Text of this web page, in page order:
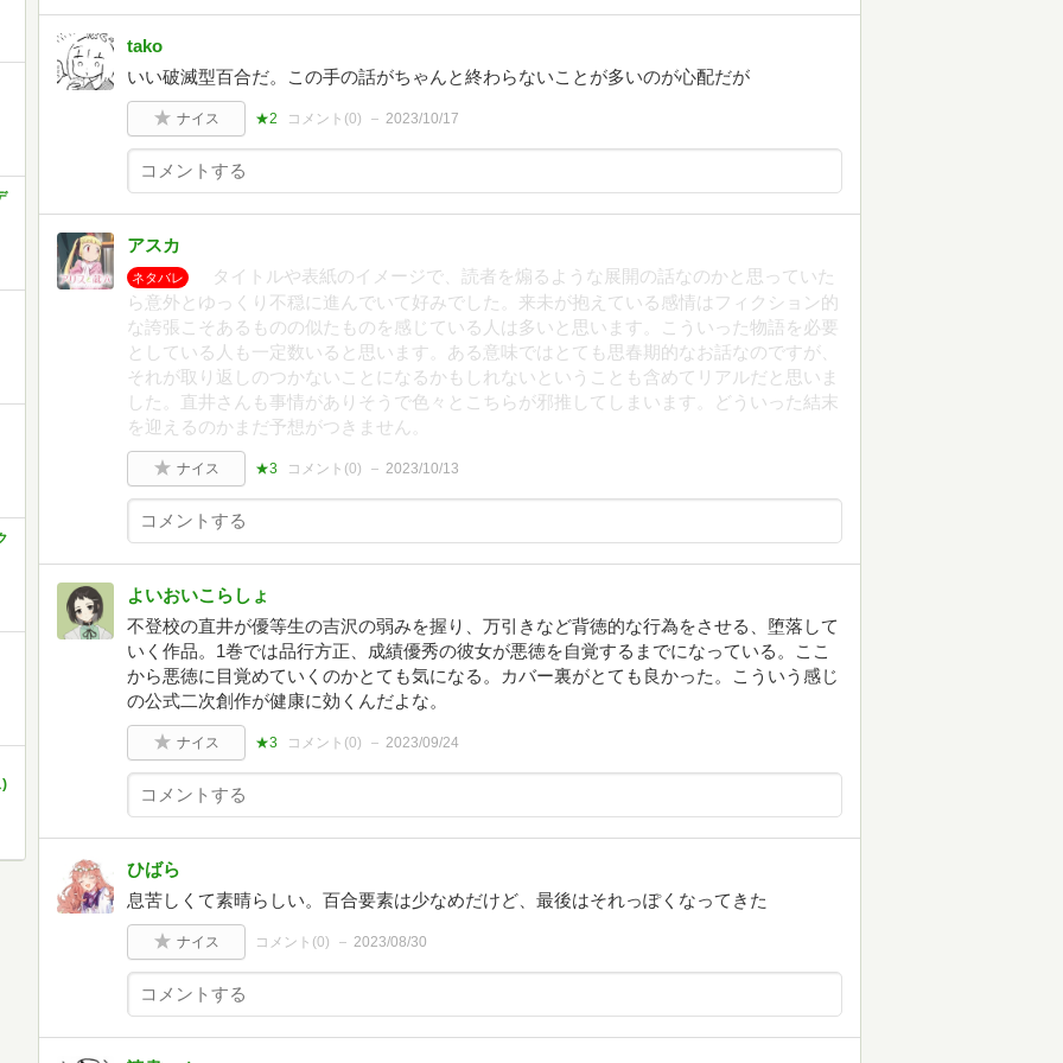
)
tako
いい破滅型百合だ。この手の話がちゃんと終わらないことが多いのが心配だが
ナイス ★2 コメント(0) 2023/10/17
アスカ
ネタバレ
タイトルや表紙のイメージで、読者を煽るような展開の話なのかと思っていた
ら意外とゆっくり不穏に進んでいて好みでした。来未が抱えている感情はフィクション的
な誇張こそあるものの似たものを感じている人は多いと思います。こういった物語を必要
としている人も一定数いると思います。ある意味ではとても思春期的なお話なのですが、
それが取り返しのつかないことになるかもしれないということも含めてリアルだと思いま
した。直井さんも事情がありそうで色々とこちらが邪推してしまいます。どういった結末
を迎えるのかまだ予想がつきません。
ナイス ★3 コメント(0) 2023/10/13
よいおいこらしょ
不登校の直井が優等生の吉沢の弱みを握り、万引きなど背徳的な行為をさせる、堕落して
いく作品。1巻では品行方正、成績優秀の彼女が悪徳を自覚するまでになっている。ここ
から悪徳に目覚めていくのかとても気になる。カバー裏がとても良かった。こういう感じ
の公式二次創作が健康に効くんだよな。
ナイス ★3 コメント(0) 2023/09/24
ひばら
息苦しくて素晴らしい。百合要素は少なめだけど、最後はそれっぽくなってきた
ナイス コメント(0) 2023/08/30